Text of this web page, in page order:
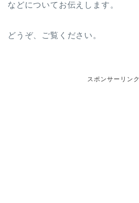
などについてお伝えします。
どうぞ、ご覧ください。
スポンサーリンク